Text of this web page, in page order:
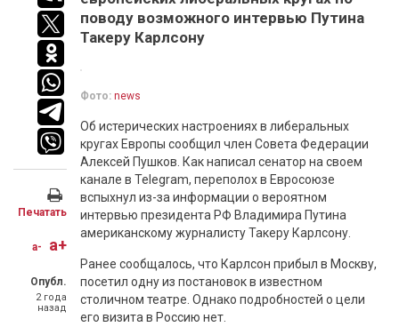
Печатать
a- a+
Опубл.
2 года
назад
поводу возможного интервью Путина
Такеру Карлсону
Фото: news
Об истерических настроениях в либеральных
кругах Европы сообщил член Совета Федерации
Алексей Пушков. Как написал сенатор на своем
канале в Telegram, переполох в Евросоюзе
вспыхнул из-за информации о вероятном
интервью президента РФ Владимира Путина
американскому журналисту Такеру Карлсону.
Ранее сообщалось, что Карлсон прибыл в Москву,
посетил одну из постановок в известном
столичном театре. Однако подробностей о цели
его визита в Россию нет.